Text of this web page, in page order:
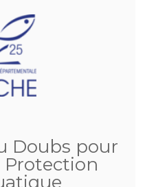
Doubs pour
Protection